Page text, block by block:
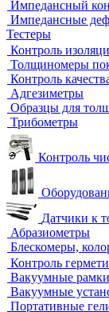
Импедансный
Импедансные
Тестеры
Контроль
Толщиномеры
Контроль
Адгезиметры
Образцы для
Трибометры
Контроль
Датчики к
Абразиометры
Блескомеры,
Контроль
Вакуумные рамки
Вакуумные
Портативные